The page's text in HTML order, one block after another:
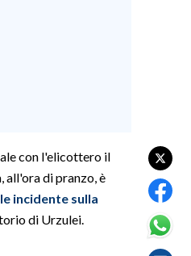
con l'elicottero il
all'ora di pranzo, è
incidente sulla
di Urzulei.